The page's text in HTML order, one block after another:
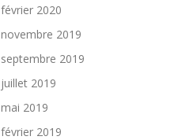
février 2020
novembre 2019
septembre 2019
juillet 2019
mai 2019
février 2019